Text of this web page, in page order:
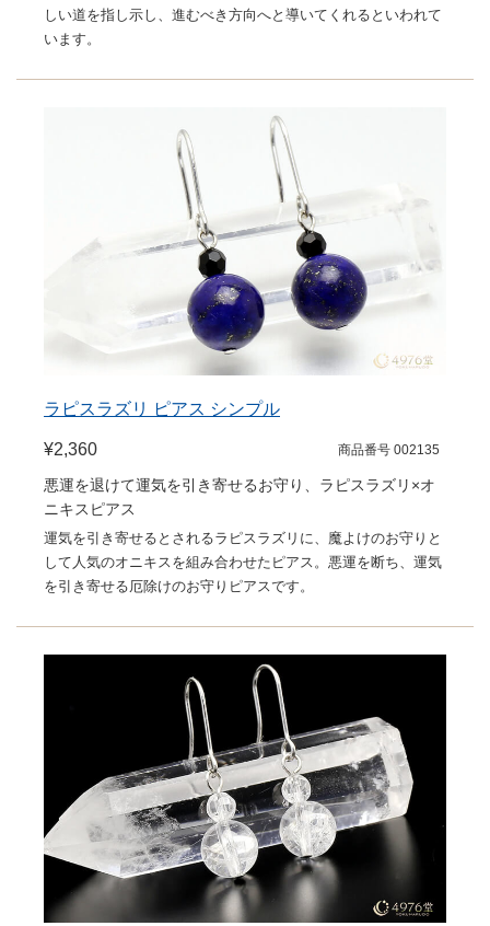
しい道を指し示し、進むべき方向へと導いてくれるといわれて
います。
ラピスラズリ ピアス シンプル
¥2,360 商品番号 002135
悪運を退けて運気を引き寄せるお守り、ラピスラズリ×オ
ニキスピアス
運気を引き寄せるとされるラピスラズリに、魔よけのお守りと
して人気のオニキスを組み合わせたピアス。悪運を断ち、運気
を引き寄せる厄除けのお守りピアスです。